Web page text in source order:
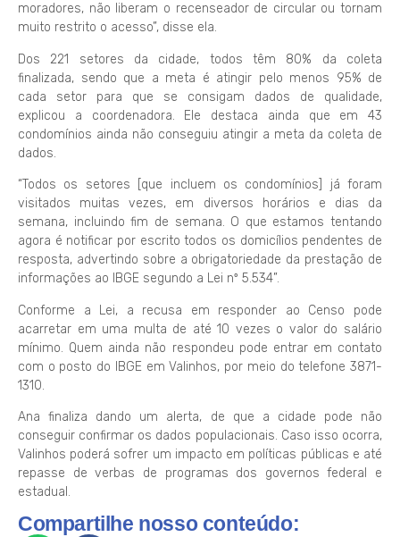
moradores, não liberam o recenseador de circular ou tornam
muito restrito o acesso”, disse ela.
Dos 221 setores da cidade, todos têm 80% da coleta
finalizada, sendo que a meta é atingir pelo menos 95% de
cada setor para que se consigam dados de qualidade,
explicou a coordenadora. Ele destaca ainda que em 43
condomínios ainda não conseguiu atingir a meta da coleta de
dados.
“Todos os setores [que incluem os condomínios] já foram
visitados muitas vezes, em diversos horários e dias da
semana, incluindo fim de semana. O que estamos tentando
agora é notificar por escrito todos os domicílios pendentes de
resposta, advertindo sobre a obrigatoriedade da prestação de
informações ao IBGE segundo a Lei nº 5.534”.
Conforme a Lei, a recusa em responder ao Censo pode
acarretar em uma multa de até 10 vezes o valor do salário
mínimo. Quem ainda não respondeu pode entrar em contato
com o posto do IBGE em Valinhos, por meio do telefone 3871-
1310.
Ana finaliza dando um alerta, de que a cidade pode não
conseguir confirmar os dados populacionais. Caso isso ocorra,
Valinhos poderá sofrer um impacto em políticas públicas e até
repasse de verbas de programas dos governos federal e
estadual.
Compartilhe nosso conteúdo: